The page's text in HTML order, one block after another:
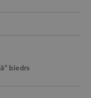
biedrs